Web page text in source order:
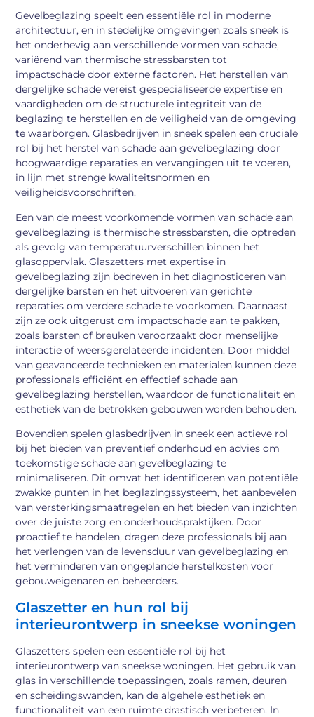
Gevelbeglazing speelt een essentiële rol in moderne
architectuur, en in stedelijke omgevingen zoals sneek is
het onderhevig aan verschillende vormen van schade,
variërend van thermische stressbarsten tot
impactschade door externe factoren. Het herstellen van
dergelijke schade vereist gespecialiseerde expertise en
vaardigheden om de structurele integriteit van de
beglazing te herstellen en de veiligheid van de omgeving
te waarborgen. Glasbedrijven in sneek spelen een cruciale
rol bij het herstel van schade aan gevelbeglazing door
hoogwaardige reparaties en vervangingen uit te voeren,
in lijn met strenge kwaliteitsnormen en
veiligheidsvoorschriften.
Een van de meest voorkomende vormen van schade aan
gevelbeglazing is thermische stressbarsten, die optreden
als gevolg van temperatuurverschillen binnen het
glasoppervlak. Glaszetters met expertise in
gevelbeglazing zijn bedreven in het diagnosticeren van
dergelijke barsten en het uitvoeren van gerichte
reparaties om verdere schade te voorkomen. Daarnaast
zijn ze ook uitgerust om impactschade aan te pakken,
zoals barsten of breuken veroorzaakt door menselijke
interactie of weersgerelateerde incidenten. Door middel
van geavanceerde technieken en materialen kunnen deze
professionals efficiënt en effectief schade aan
gevelbeglazing herstellen, waardoor de functionaliteit en
esthetiek van de betrokken gebouwen worden behouden.
Bovendien spelen glasbedrijven in sneek een actieve rol
bij het bieden van preventief onderhoud en advies om
toekomstige schade aan gevelbeglazing te
minimaliseren. Dit omvat het identificeren van potentiële
zwakke punten in het beglazingssysteem, het aanbevelen
van versterkingsmaatregelen en het bieden van inzichten
over de juiste zorg en onderhoudspraktijken. Door
proactief te handelen, dragen deze professionals bij aan
het verlengen van de levensduur van gevelbeglazing en
het verminderen van ongeplande herstelkosten voor
gebouweigenaren en beheerders.
Glaszetter en hun rol bij
interieurontwerp in sneekse woningen
Glaszetters spelen een essentiële rol bij het
interieurontwerp van sneekse woningen. Het gebruik van
glas in verschillende toepassingen, zoals ramen, deuren
en scheidingswanden, kan de algehele esthetiek en
functionaliteit van een ruimte drastisch verbeteren. In